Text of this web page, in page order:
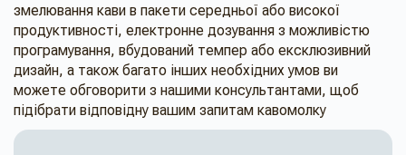
змелювання кави в пакети середньої або високої
продуктивності, електронне дозування з можливістю
програмування, вбудований темпер або ексклюзивний
дизайн, а також багато інших необхідних умов ви
можете обговорити з нашими консультантами, щоб
підібрати відповідну вашим запитам кавомолку